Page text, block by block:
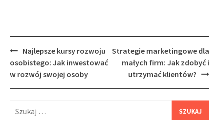
Post
navigation
Najlepsze kursy rozwoju
osobistego: Jak inwestować
w rozwój swojej osoby
Strategie marketingowe dla
małych firm: Jak zdobyć i
utrzymać klientów?